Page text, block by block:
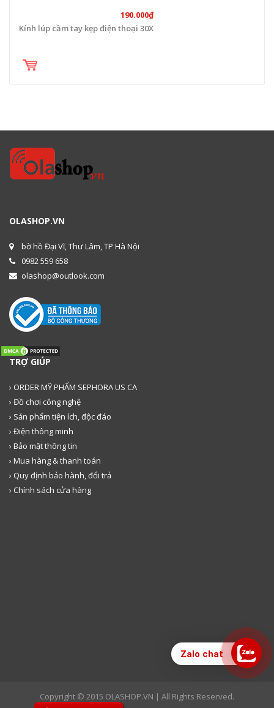
190.000₫
Kính lúp cầm tay kẹp điện thoại 30X
OLASHOP.VN
bờ hồ Đại Vĩ, Thư Lâm, TP Hà Nội
0982 559 658
olashop@outlook.com
TRỢ GIÚP
› ORDER MỸ PHẨM SEPHORA US CA
› Đồ chơi công nghệ
› Sản phẩm tiện ích, độc đáo
› Điện thông minh
› Bảo mật thông tin
› Mua hàng & thanh toán
› Quy định bảo hành, đổi trả
› Chính sách cửa hàng
Copyright © 2015 OLASHOP.VN | All Rights Reserved.
Zalo chat